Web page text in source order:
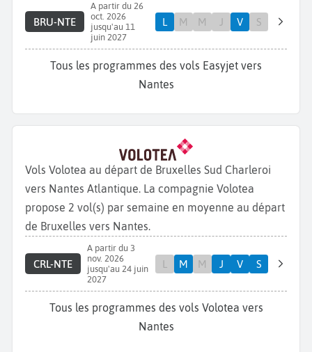
BRU-NTE
A partir du 26
oct. 2026
jusqu'au 11
juin 2027
L M M J V S
Tous les programmes des vols Easyjet vers
Nantes
Vols Volotea au départ de Bruxelles Sud Charleroi
vers Nantes Atlantique. La compagnie Volotea
propose 2 vol(s) par semaine en moyenne au départ
de Bruxelles vers Nantes.
CRL-NTE
A partir du 3
nov. 2026
jusqu'au 24 juin
2027
L M M J V S
Tous les programmes des vols Volotea vers
Nantes